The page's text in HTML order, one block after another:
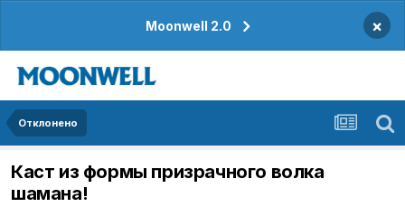
Moonwell 2.0 ×
Отклонено
Каст из формы призрачного волка
шамана!